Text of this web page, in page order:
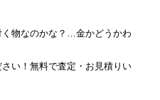
物なのかな？…金かどうかわ
い！無料で査定・お見積りい